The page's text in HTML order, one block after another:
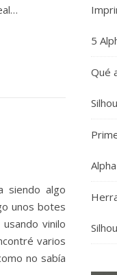
siendo algo
unos botes
vinilo
varios
no sabía
5
Qué